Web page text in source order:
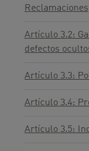
Reclamaciones
Artículo 3.2:
defectos
Artículo 3.3:
Artículo 3.4:
Artículo 3.5: